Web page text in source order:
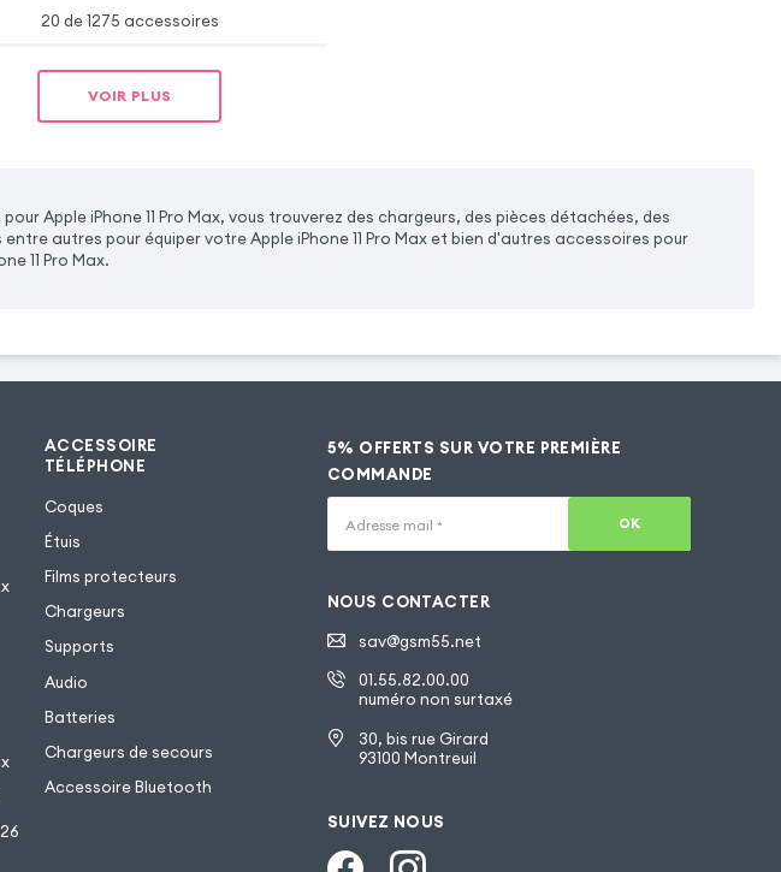
20 de 1275 accessoires
VOIR PLUS
Apple iPhone 11 Pro Max, vous trouverez des chargeurs, des pièces détachées, des
autres pour équiper votre Apple iPhone 11 Pro Max et bien d'autres accessoires pour
11 Pro Max.
ACCESSOIRE
TÉLÉPHONE
Coques
Étuis
Films protecteurs
Chargeurs
Supports
Audio
Batteries
Chargeurs de secours
Accessoire Bluetooth
5% OFFERTS SUR VOTRE PREMIÈRE
COMMANDE
Adresse mail * OK
NOUS CONTACTER
sav@gsm55.net
01.55.82.00.00
numéro non surtaxé
30, bis rue Girard
93100 Montreuil
SUIVEZ NOUS